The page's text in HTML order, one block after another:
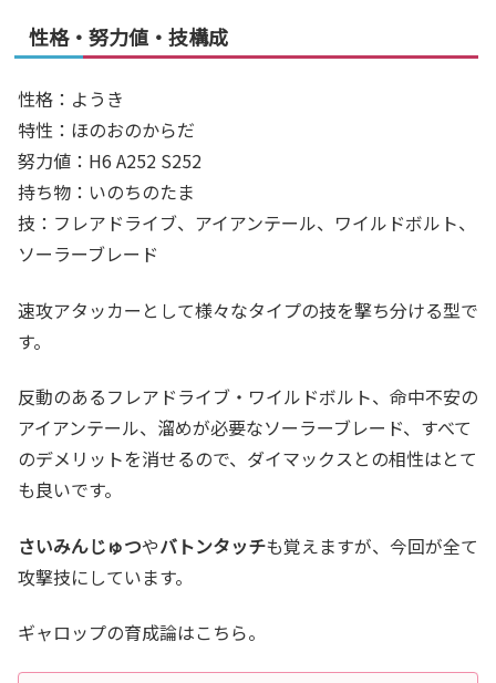
性格・努力値・技構成
性格：ようき
特性：ほのおのからだ
努力値： H6 A252 S252
持ち物：いのちのたま
技： フレアドライブ、アイアンテール、ワイルドボルト、
ソーラーブレード
速攻アタッカーとして様々なタイプの技を撃ち分ける型で
す。
反動のあるフレアドライブ・ワイルドボルト、命中不安の
アイアンテール、溜めが必要なソーラーブレード、すべて
のデメリットを消せるので、ダイマックスとの相性はとて
も良いです。
さいみんじゅつやバトンタッチも覚えますが、今回が全て
攻撃技にしています。
ギャロップの育成論はこちら。